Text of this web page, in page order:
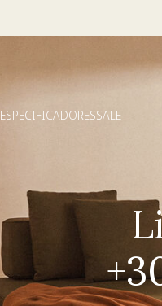
*Válido
ESPECIFICADORESSALE